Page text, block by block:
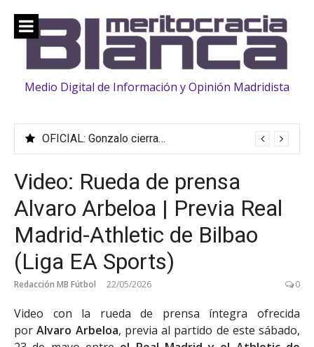
contenido
Medio Digital de Información y Opinión Madridista
OFICIAL: Gonzalo cierra su traspaso al Fulham
OFICIAL: Fran González se marcha al Sevilla
Video: Rueda de prensa
Alvaro Arbeloa | Previa Real
Madrid-Athletic de Bilbao
(Liga EA Sports)
Redacción MB Fútbol 22/05/2026 0
Video con la rueda de prensa íntegra ofrecida
porAlvaro Arbeloa, previa al partido de este sábado,